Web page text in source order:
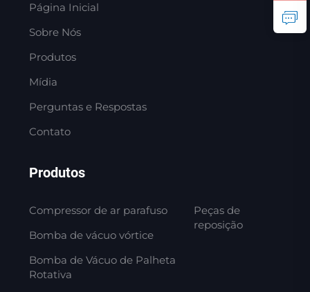
Página Inicial
Sobre Nós
Produtos
Mídia
Perguntas e Respostas
Contato
Produtos
Compressor de ar parafuso
Bomba de vácuo vórtice
Bomba de Vácuo de Palheta
Rotativa
Peças de
reposição